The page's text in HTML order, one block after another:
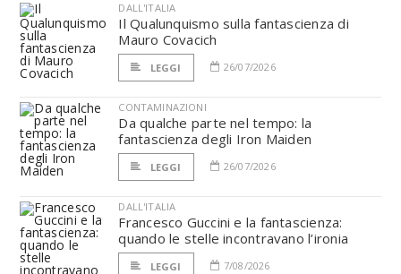
DALL'ITALIA
Il Qualunquismo sulla fantascienza di
Mauro Covacich
LEGGI 26/07/2026
CONTAMINAZIONI
Da qualche parte nel tempo: la
fantascienza degli Iron Maiden
LEGGI 26/07/2026
DALL'ITALIA
Francesco Guccini e la fantascienza:
quando le stelle incontravano l’ironia
LEGGI 7/08/2026